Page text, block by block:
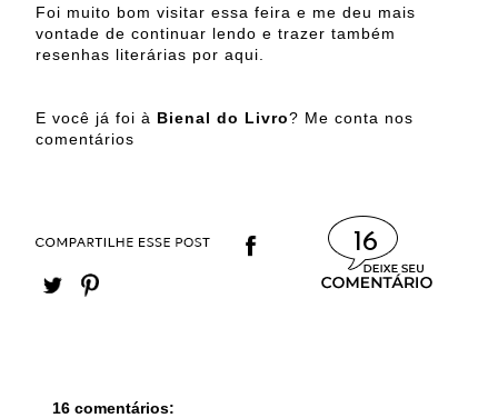
Foi muito bom visitar essa feira e me deu mais
vontade de continuar lendo e trazer também
resenhas literárias por aqui.
E você já foi à Bienal do Livro? Me conta nos
comentários
16
16 comentários: